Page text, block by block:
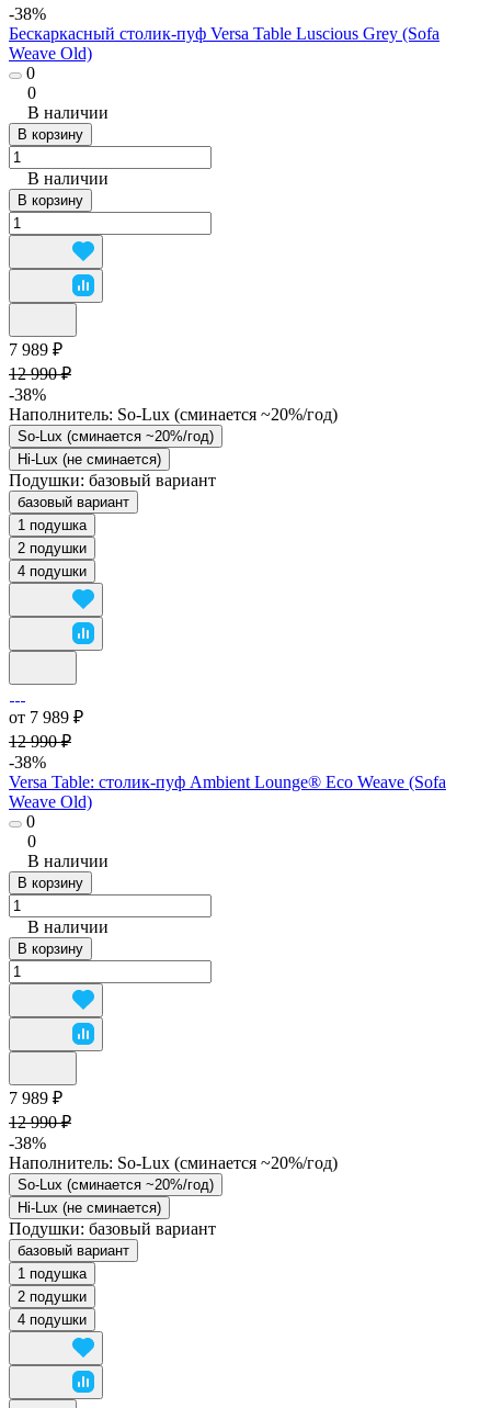
-38%
Бескаркасный столик-пуф Versa Table Luscious Grey (Sofa
Weave Old)
0
0
В наличии
В корзину
В наличии
В корзину
7 989 ₽
12 990 ₽
-38%
Наполнитель: So-Lux (cминается ~20%/год)
So-Lux (cминается ~20%/год)
Hi-Lux (не сминается)
Подушки: базовый вариант
базовый вариант
1 подушка
2 подушки
4 подушки
от 7 989 ₽
12 990 ₽
-38%
Versa Table: столик-пуф Ambient Lounge® Eco Weave (Sofa
Weave Old)
0
0
В наличии
В корзину
В наличии
В корзину
7 989 ₽
12 990 ₽
-38%
Наполнитель: So-Lux (cминается ~20%/год)
So-Lux (cминается ~20%/год)
Hi-Lux (не сминается)
Подушки: базовый вариант
базовый вариант
1 подушка
2 подушки
4 подушки